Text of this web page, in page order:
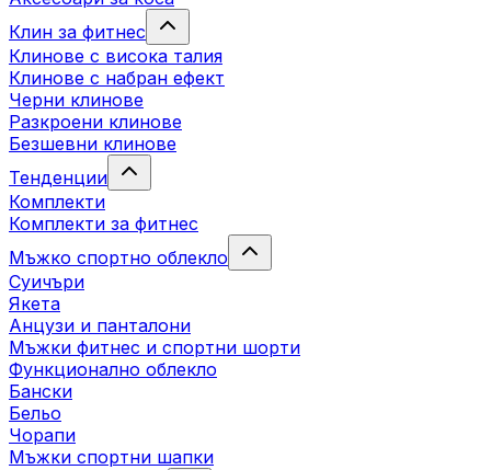
Клин за фитнес
Клинове с висока талия
Клинове с набран ефект
Черни клинове
Разкроени клинове
Безшевни клинове
Тенденции
Комплекти
Комплекти за фитнес
Мъжко спортно облекло
Суичъри
Якета
Aнцузи и панталони
Mъжки фитнес и спортни шорти
Функционално облекло
Бански
Бельо
Чорапи
Mъжки спортни шапки